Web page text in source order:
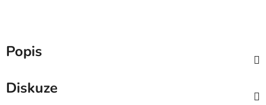
Popis
Diskuze